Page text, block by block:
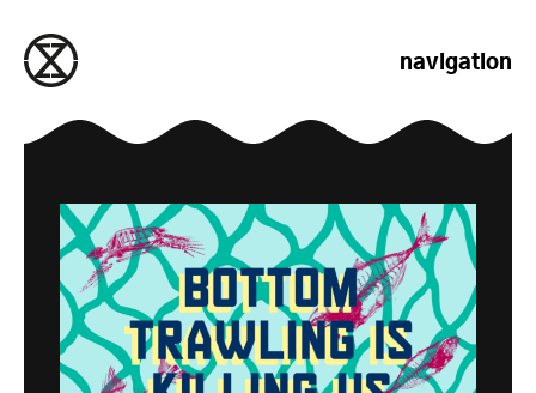
navigation